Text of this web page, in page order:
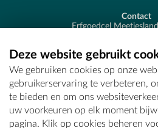
Contact
Erfgoedcel
T - 09 373 75
E -
Deze website gebruikt
We gebruiken cookies op onze
gebruikerservaring te verbeteren,
te bieden en om ons
uw voorkeuren op elk moment
pagina. Klik op cookies beheren